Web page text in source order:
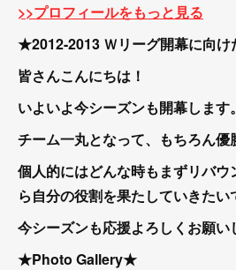
>>プロフィールをもっと見る
★2012-2013 Ｗリーグ開幕に向
皆さんこんにちは！
いよいよ今シーズンも開幕します。
チーム一丸となって、もちろん優
個人的にはどんな時もまずリバ
ら自分の役割を果たしていきたい
今シーズンも応援よろしくお願い
★Photo Gallery★